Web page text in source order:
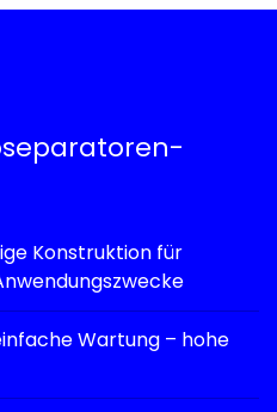
Konstruktion für
Wartung – hohe